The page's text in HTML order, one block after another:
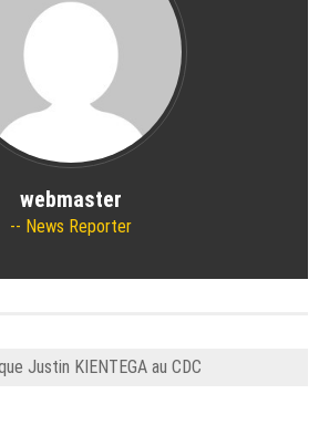
webmaster
News Reporter
Justin KIENTEGA au CDC